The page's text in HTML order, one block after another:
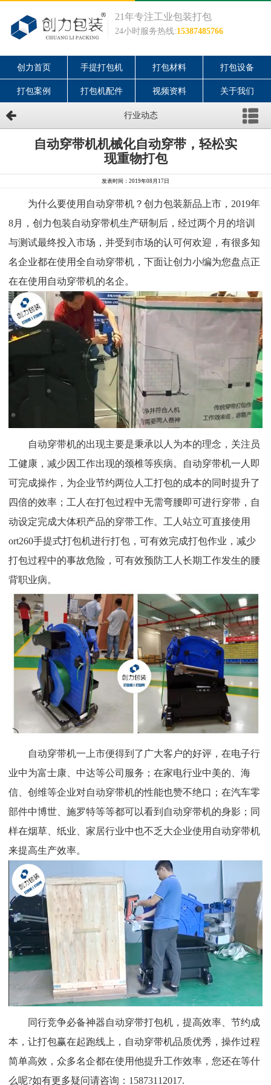
21年专注工业包装打包
24小时服务热线:15387485766
创力首页 手提打包机 打包材料 打包设备
打包案例 打包机配件 视频资料 关于我们
行业动态
自动穿带机机械化自动穿带，轻松实
现重物打包
发表时间：2019年08月17日
为什么要使用自动穿带机？创力包装新品上市，2019年
8月，创力包装自动穿带机生产研制后，经过两个月的培训
与测试最终投入市场，并受到市场的认可何欢迎，有很多知
名企业都在使用全自动穿带机，下面让创力小编为您盘点正
在在使用自动穿带机的名企。
自动穿带机的出现主要是秉承以人为本的理念，关注员
工健康，减少因工作出现的颈椎等疾病。自动穿带机一人即
可完成操作，为企业节约两位人工打包的成本的同时提升了
四倍的效率；工人在打包过程中无需弯腰即可进行穿带，自
动设定完成大体积产品的穿带工作。工人站立可直接使用
ort260手提式打包机进行打包，可有效完成打包作业，减少
打包过程中的事故危险，可有效预防工人长期工作发生的腰
背职业病。
自动穿带机一上市便得到了广大客户的好评，在电子行
业中为富士康、中达等公司服务；在家电行业中美的、海
信、创维等企业对自动穿带机的性能也赞不绝口；在汽车零
部件中博世、施罗特等等都可以看到自动穿带机的身影；同
样在烟草、纸业、家居行业中也不乏大企业使用自动穿带机
来提高生产效率。
同行竞争必备神器自动穿带打包机，提高效率、节约成
本，让打包赢在起跑线上，自动穿带机品质优秀，操作过程
简单高效，众多名企都在使用他提升工作效率，您还在等什
么呢?如有更多疑问请咨询：15873112017.